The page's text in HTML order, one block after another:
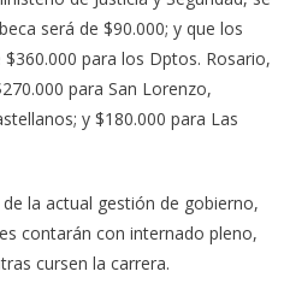
será de $90.000; y que los
para los Dptos. Rosario,
para San Lorenzo,
y $180.000 para Las
la actual gestión de gobierno,
contarán con internado pleno,
cursen la carrera.